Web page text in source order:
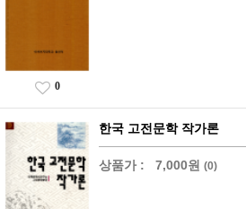
0
한국 고전문학 작가론
상품가 : 7,000원 (0)